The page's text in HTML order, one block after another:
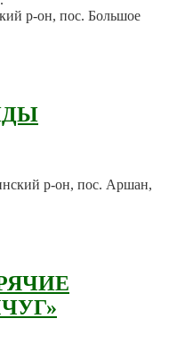
р-он, пос. Большое
р-он, пос. Аршан,